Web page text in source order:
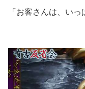
「お客さんは、い